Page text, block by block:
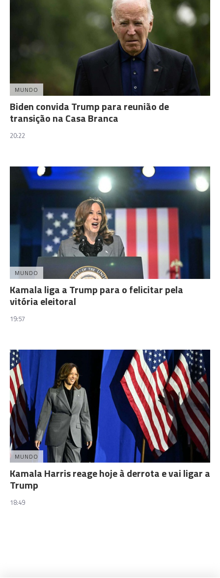
MUNDO
Biden convida Trump para reunião de
transição na Casa Branca
20:22
MUNDO
Kamala liga a Trump para o felicitar pela
vitória eleitoral
19:57
MUNDO
Kamala Harris reage hoje à derrota e vai ligar a
Trump
18:49